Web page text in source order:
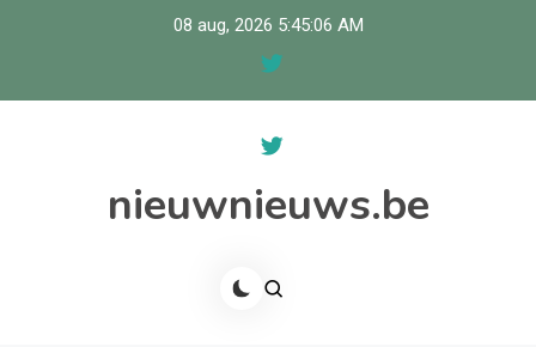
08 aug, 2026 5:45:06 AM
nieuwnieuws.be